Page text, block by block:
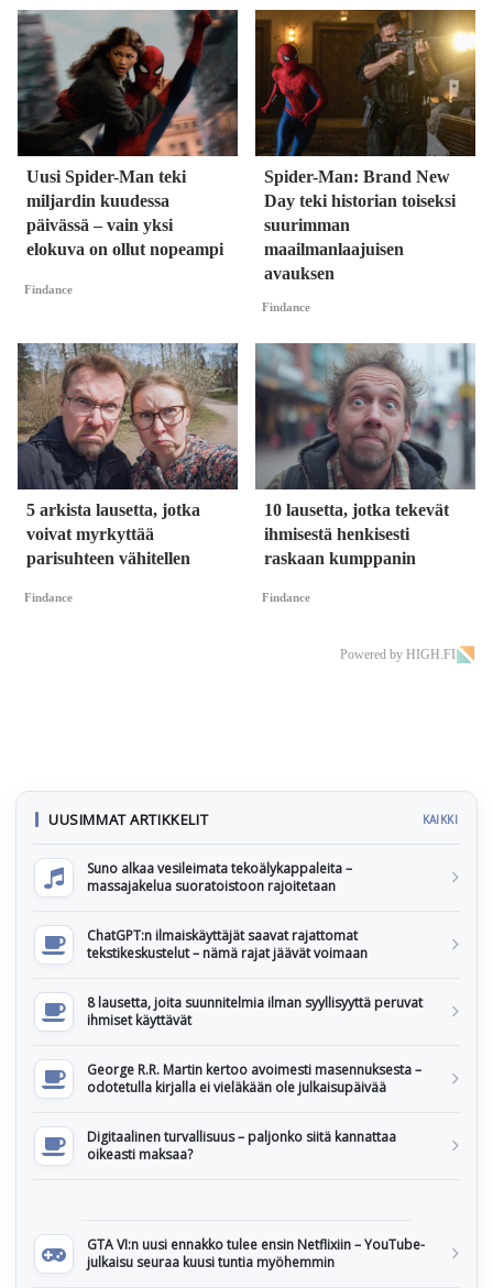
Uusi Spider-Man teki
miljardin kuudessa
päivässä – vain yksi
elokuva on ollut nopeampi
Findance
Spider-Man: Brand New
Day teki historian toiseksi
suurimman
maailmanlaajuisen
avauksen
Findance
5 arkista lausetta, jotka
voivat myrkyttää
parisuhteen vähitellen
Findance
10 lausetta, jotka tekevät
ihmisestä henkisesti
raskaan kumppanin
Findance
Powered by HIGH.FI
UUSIMMAT ARTIKKELIT KAIKKI
Suno alkaa vesileimata tekoälykappaleita –
massajakelua suoratoistoon rajoitetaan
ChatGPT:n ilmaiskäyttäjät saavat rajattomat
tekstikeskustelut – nämä rajat jäävät voimaan
8 lausetta, joita suunnitelmia ilman syyllisyyttä peruvat
ihmiset käyttävät
George R.R. Martin kertoo avoimesti masennuksesta –
odotetulla kirjalla ei vieläkään ole julkaisupäivää
Digitaalinen turvallisuus – paljonko siitä kannattaa
oikeasti maksaa?
GTA VI:n uusi ennakko tulee ensin Netflixiin – YouTube-
julkaisu seuraa kuusi tuntia myöhemmin